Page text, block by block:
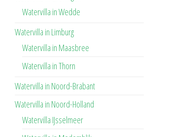
Watervilla in Wedde
Watervilla in Limburg
Watervilla in Maasbree
Watervilla in Thorn
Watervilla in Noord-Brabant
Watervilla in Noord-Holland
Watervilla IJsselmeer